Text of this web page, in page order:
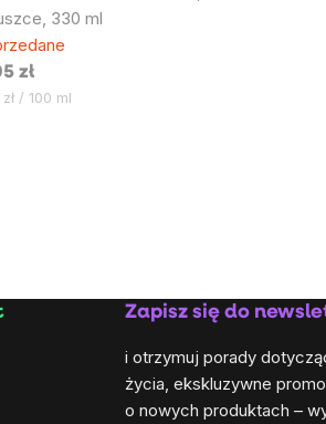
330 ml
zł
/ 100 ml
Zapisz się do
i otrzymuj porady
życia, ekskluzywne
o nowych produktach –